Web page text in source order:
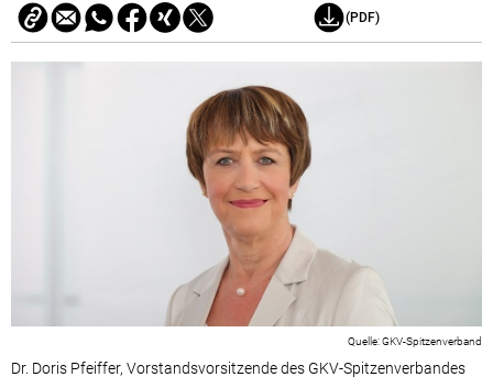
(PDF)
Dr. Doris Pfeiffer, Vorstandsvorsitzende des GKV-Spitzenverbandes
GKV-Spitzenverband